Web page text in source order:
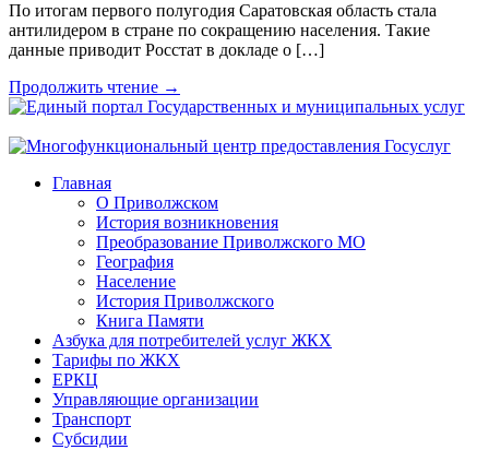
По итогам первого полугодия Саратовская область стала
антилидером в стране по сокращению населения. Такие
данные приводит Росстат в докладе о […]
Продолжить чтение →
Главная
О Приволжском
История возникновения
Преобразование Приволжского МО
География
Население
История Приволжского
Книга Памяти
Азбука для потребителей услуг ЖКХ
Тарифы по ЖКХ
ЕРКЦ
Управляющие организации
Транспорт
Субсидии